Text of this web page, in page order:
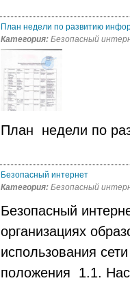
План недели по развитию
Категория: Безопасный
План недели по
Безопасный интернет
Категория: Безопасный
Безопасный
организациях
использования
положения 1.1.